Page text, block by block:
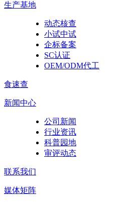
生产基地
动态核查
小试中试
企标备案
SC认证
OEM/ODM代工
食速查
新闻中心
公司新闻
行业资讯
科普园地
审评动态
联系我们
媒体矩阵